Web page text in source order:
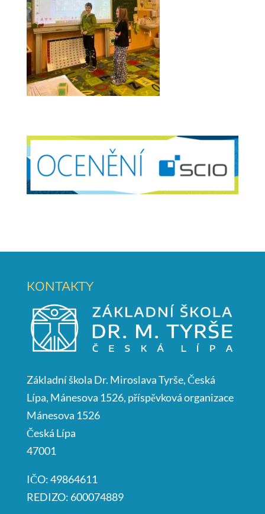
KONTAKTY
Základní škola Dr. Miroslava Tyrše, Česká
Lípa, Mánesova 1526, příspěvková organizace
Mánesova 1526
Česká Lípa
47001
IČO: 49864611
REDIZO: 600074889